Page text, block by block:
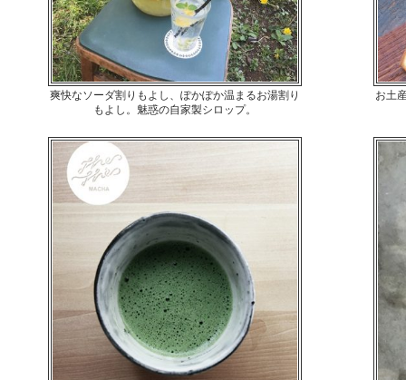
爽快なソーダ割りもよし、ぽかぽか温まるお湯割り
もよし。魅惑の自家製シロップ。
お土